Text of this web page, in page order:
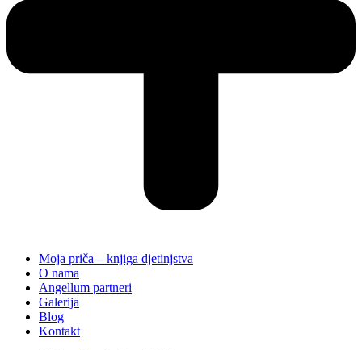
Moja priča – knjiga djetinjstva
O nama
Angellum partneri
Galerija
Blog
Kontakt